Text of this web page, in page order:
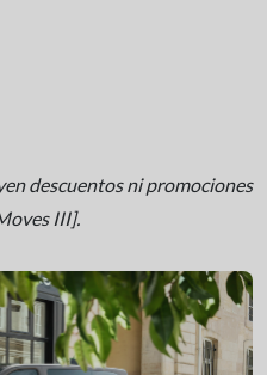
descuentos ni promociones
III].